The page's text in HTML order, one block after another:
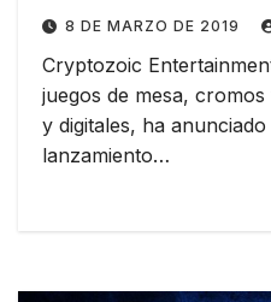
8 DE MARZO DE 2019
Cryptozoic
juegos de mesa,
y digitales, ha
lanzamiento…